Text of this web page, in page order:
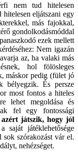
nem tud hitelesen
eljátszani egy
más fajokkal,
gondolkodásmóddal
ezek mellett
Nem igazán
az, ha valaki más
hol fölösleges
máskor pedig (fület jó
bélyegzik. És persze
most fontos a hiteles
lehet megoldása és
fel egy fontossági
játszik, hogy jól
játéklehetősége
szórakozást vár el.
nehézséget.